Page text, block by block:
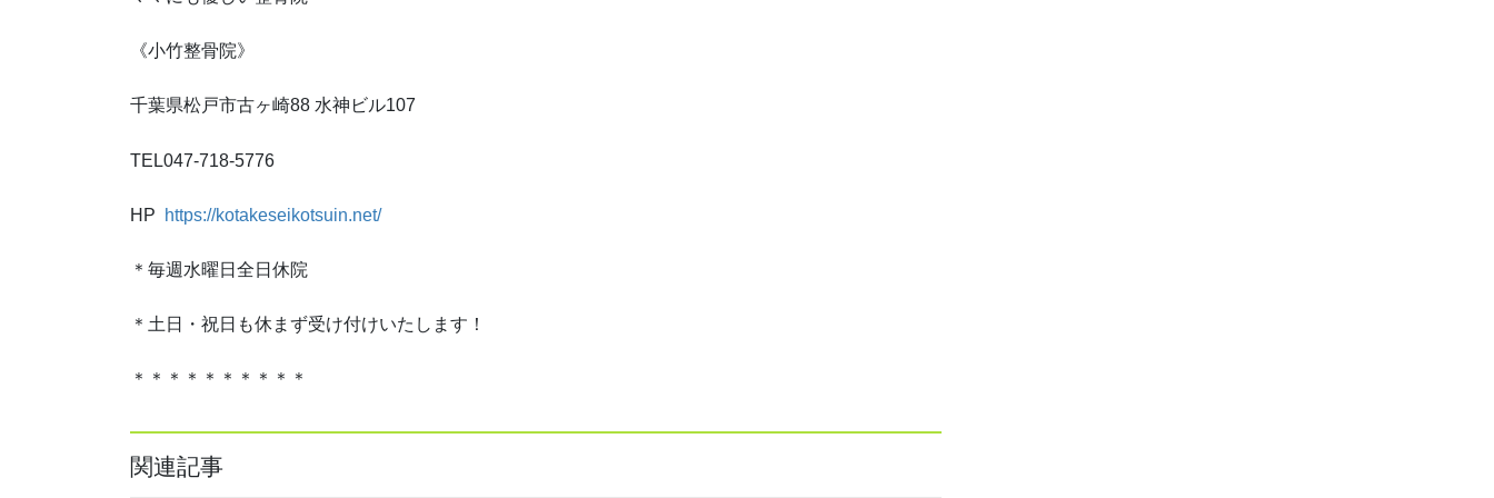
《小竹整骨院》
千葉県松戸市古ヶ崎88 水神ビル107
TEL047-718-5776
HP https://kotakeseikotsuin.net/
＊毎週水曜日全日休院
＊土日・祝日も休まず受け付けいたします！
＊＊＊＊＊＊＊＊＊＊
関連記事